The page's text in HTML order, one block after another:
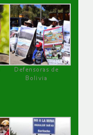
Defensoras de
Bolivia